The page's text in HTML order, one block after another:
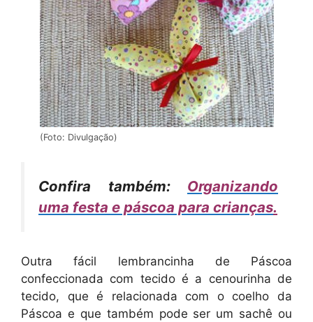
(Foto: Divulgação)
Confira também: Organizando
uma festa e páscoa para crianças.
Outra fácil lembrancinha de Páscoa
confeccionada com tecido é a cenourinha de
tecido, que é relacionada com o coelho da
Páscoa e que também pode ser um sachê ou